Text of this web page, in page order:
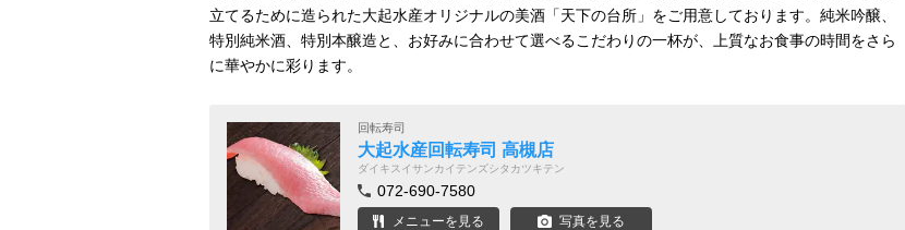
立てるために造られた大起水産オリジナルの美酒「天下の台所」をご用意しております。純米吟醸、
特別純米酒、特別本醸造と、お好みに合わせて選べるこだわりの一杯が、上質なお食事の時間をさら
に華やかに彩ります。
回転寿司
大起水産回転寿司 高槻店
ダイキスイサンカイテンズシタカツキテン
072-690-7580
メニューを見る 写真を見る